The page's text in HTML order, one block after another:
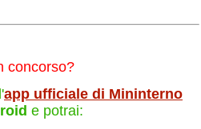
concorso?
app ufficiale di Mininterno
e potrai: